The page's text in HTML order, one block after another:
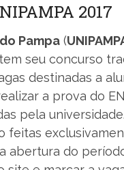
2017
Pampa (
seu concurso
destinadas a
a prova do
pela
feitas
abertura do